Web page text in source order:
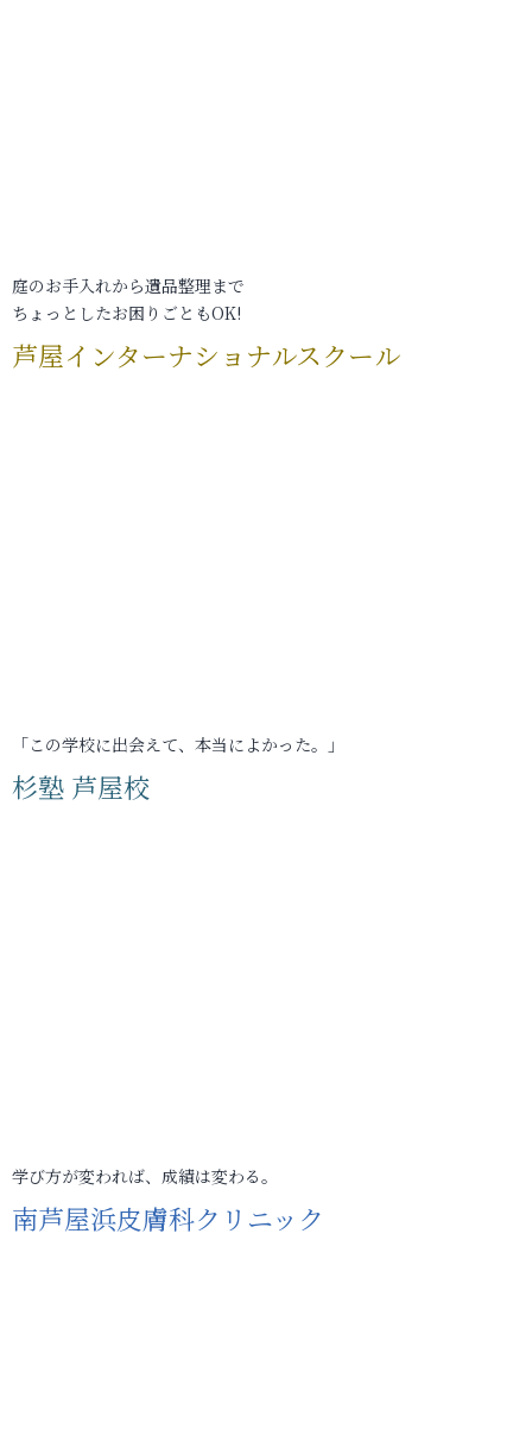
庭のお手入れから遺品整理まで
ちょっとしたお困りごともOK!
芦屋インターナショナルスクール
「この学校に出会えて、本当によかった。」
杉塾 芦屋校
学び方が変われば、成績は変わる。
南芦屋浜皮膚科クリニック